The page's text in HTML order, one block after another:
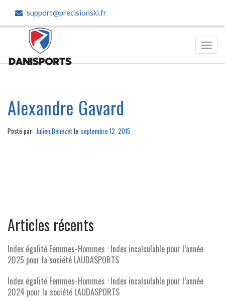
support@precisionski.fr
Alexandre Gavard
Posté par: Julien Bénézetle septembre 12, 2015
Articles récents
Index égalité Femmes-Hommes : Index incalculable pour l’année
2025 pour la société LAUDASPORTS
Index égalité Femmes-Hommes : Index incalculable pour l’année
2024 pour la société LAUDASPORTS